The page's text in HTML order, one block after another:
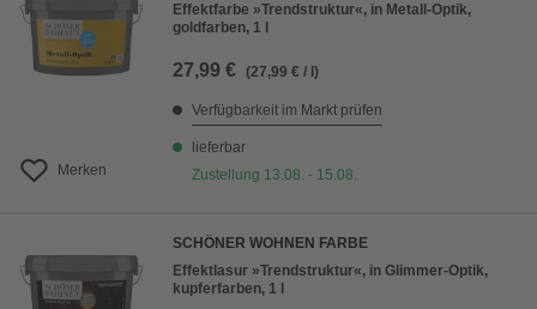
Merken
Effektfarbe »Trendstruktur«, in Metall-Optik,
goldfarben, 1 l
27,99 € (27,99 € / l)
Verfügbarkeit im Markt prüfen
lieferbar
Zustellung 13.08. - 15.08.
SCHÖNER WOHNEN FARBE
Effektlasur »Trendstruktur«, in Glimmer-Optik,
kupferfarben, 1 l